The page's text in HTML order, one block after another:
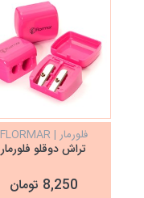
فلورمار | FLORMAR
تراش دوقلو فلورمار
8,250 تومان